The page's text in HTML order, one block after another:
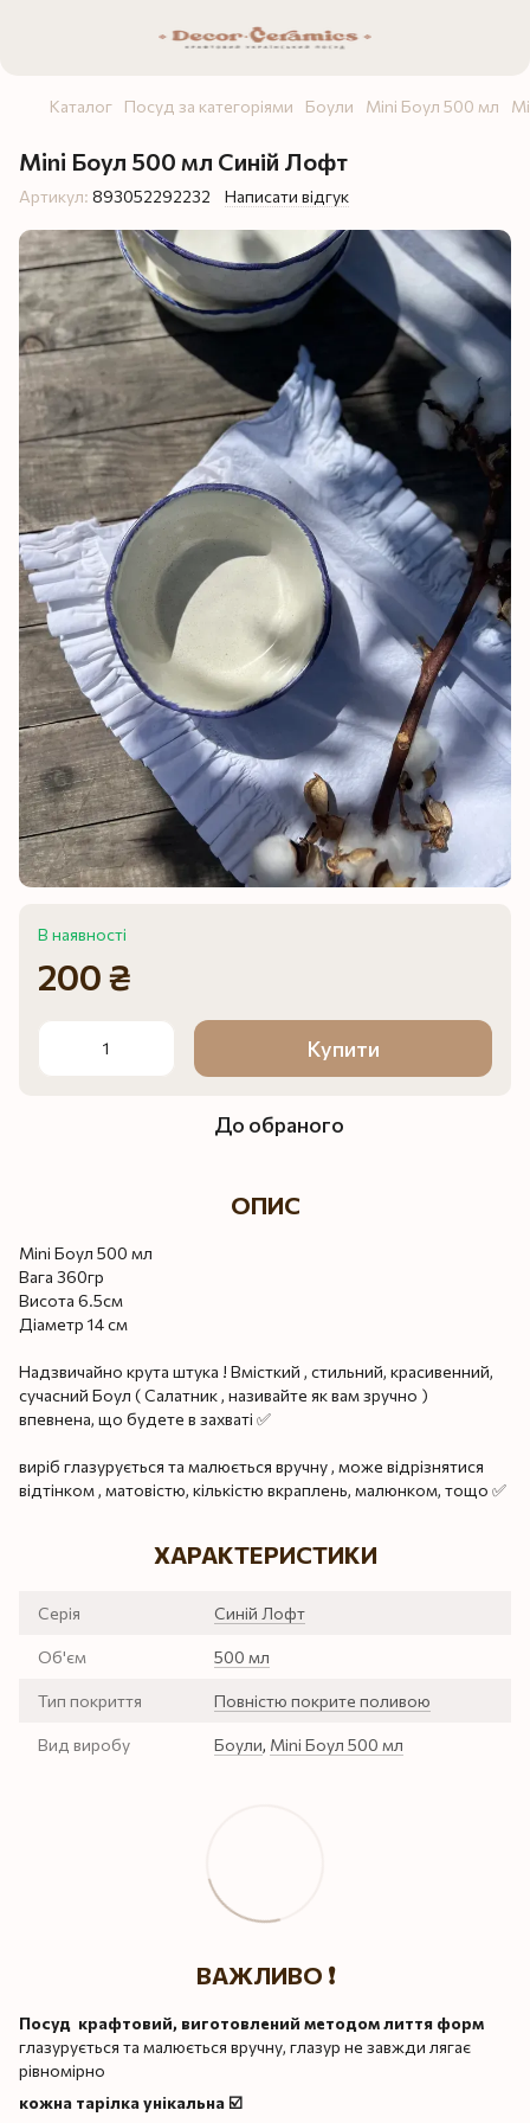
Каталог Посуд за категоріями Боули Mini Боул 500 мл
Mini Боул 500 мл Синій Лофт
Артикул: 893052292232 Написати відгук
В наявності
200 ₴
Купити
До обраного
ОПИС
Mini Боул 500 мл
Вага 360гр
Висота 6.5см
Діаметр 14 см
Надзвичайно крута штука ! Вмісткий , стильний, красивенний,
сучасний Боул ( Салатник , називайте як вам зручно )
впевнена, що будете в захваті ✅
виріб глазурується та малюється вручну , може відрізнятися
відтінком , матовістю, кількістю вкраплень, малюнком, тощо ✅
ХАРАКТЕРИСТИКИ
Серія Синій Лофт
Об'єм 500 мл
Тип покриття Повністю покрите поливою
Вид виробу Боули, Mini Боул 500 мл
ВАЖЛИВО ❗️
Посуд крафтовий, виготовлений методом лиття форм
глазурується та малюється вручну, глазур не завжди лягає
рівномірно
кожна тарілка унікальна ☑️